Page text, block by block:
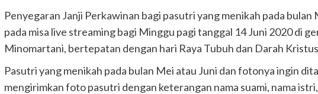
Penyegaran Janji Perkawinan bagi pasutri yang menikah pada bulan
pada misa live streaming bagi Minggu pagi tanggal 14 Juni 2020 di
Minomartani, bertepatan dengan hari Raya Tubuh dan Darah
Pasutri yang menikah pada bulan Mei atau Juni dan fotonya ingin
mengirimkan foto pasutri dengan keterangan nama suami, nama